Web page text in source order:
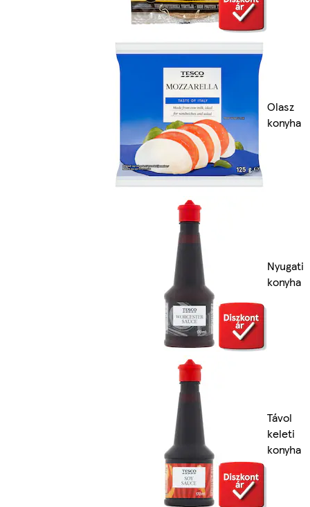
Olasz
konyha
Nyugati
konyha
Távol
keleti
konyha